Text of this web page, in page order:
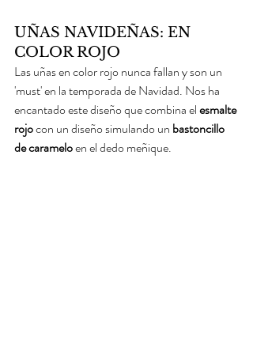
UÑAS NAVIDEÑAS: EN
COLOR ROJO
Las uñas en color rojo nunca fallan y son un
'must' en la temporada de Navidad. Nos ha
encantado este diseño que combina el esmalte
rojo con un diseño simulando un bastoncillo
de caramelo en el dedo meñique.